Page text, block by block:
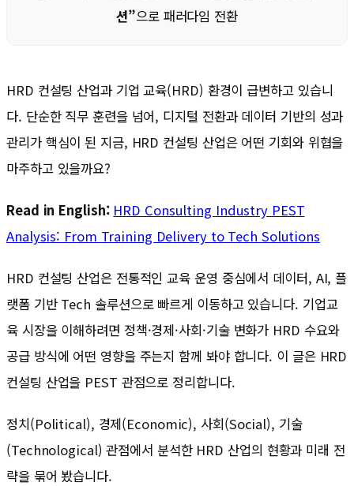
션”으로 패러다임 전환
HRD 컨설팅 산업과 기업 교육(HRD) 환경이 급변하고 있습니
다. 단순한 직무 훈련을 넘어, 디지털 전환과 데이터 기반의 성과
관리가 핵심이 된 지금, HRD 컨설팅 산업은 어떤 기회와 위협을
마주하고 있을까요?
Read in English: HRD Consulting Industry PEST
Analysis: From Training Delivery to Tech Solutions
HRD 컨설팅 산업은 전통적인 교육 운영 중심에서 데이터, AI, 플
랫폼 기반 Tech 솔루션으로 빠르게 이동하고 있습니다. 기업교
육 시장을 이해하려면 정책·경제·사회·기술 변화가 HRD 수요와
공급 방식에 어떤 영향을 주는지 함께 봐야 합니다. 이 글은 HRD
컨설팅 산업을 PEST 관점으로 정리합니다.
정치(Political), 경제(Economic), 사회(Social), 기술
(Technological) 관점에서 분석한 HRD 산업의 현황과 미래 전
략을 묶어 봤습니다.